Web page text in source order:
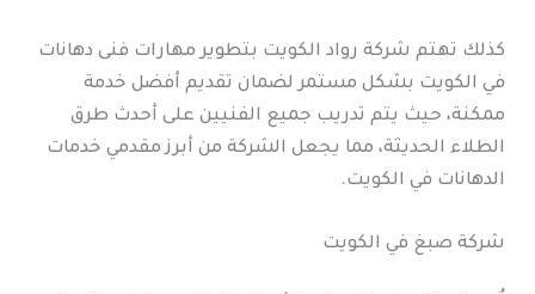
كذلك تهتم شركة رواد الكويت بتطوير مهارات فنى دهانات
في الكويت بشكل مستمر لضمان تقديم أفضل خدمة
ممكنة، حيث يتم تدريب جميع الفنيين على أحدث طرق
الطلاء الحديثة، مما يجعل الشركة من أبرز مقدمي خدمات
الدهانات في الكويت.
شركة صبغ في الكويت